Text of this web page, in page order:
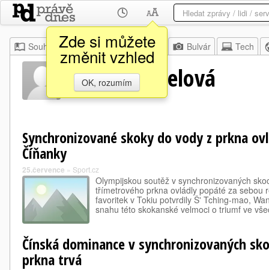
Zde si můžete
změnit vzhled
OK, rozumím
Souhrn Moje Z domova Bulvár Tech
Jennifer Abelová
Synchronizované skoky do vody z prkna
Číňanky
25.července » Sport.cz
Olympijskou soutěž v synchronizovaných
třímetrového prkna ovládly popáté za sebou
favoritek v Tokiu potvrdily Š' Tching-mao,
snahu této skokanské velmoci o triumf ve
Čínská dominance v synchronizovaných
prkna trvá